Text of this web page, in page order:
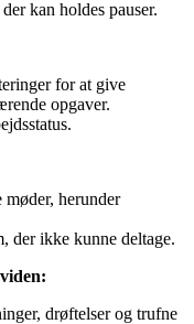
kan holdes pauser.
for at give
opgaver.
herunder
der ikke kunne deltage.
drøftelser og trufne